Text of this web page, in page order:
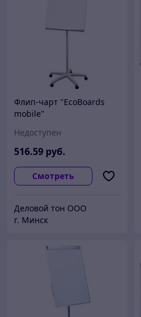
Флип-чарт "EcoBoards
mobile"
Недоступен
516.59 руб.
Смотреть
Деловой тон ООО
г. Минск